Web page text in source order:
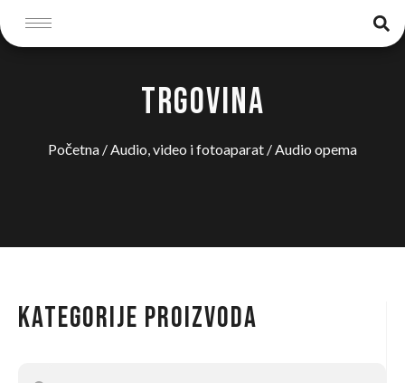
TRGOVINA
Početna /Audio, video i fotoaparat / Audio opema
Kategorije proizvoda